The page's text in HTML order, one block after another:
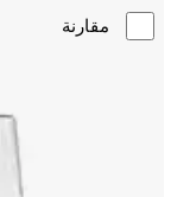
مقارنة